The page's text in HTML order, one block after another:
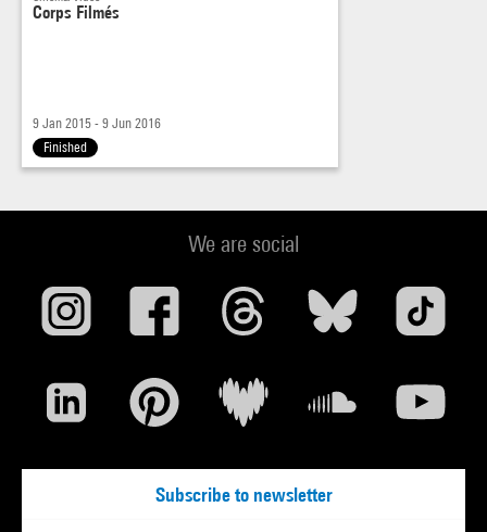
Corps Filmés
9 Jan 2015 - 9 Jun 2016
Finished
We are social
Subscribe to newsletter